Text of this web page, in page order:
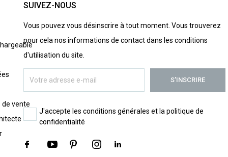
de vente
-
SUIVEZ-NOUS
Vous pouvez vous désinscrire à tout moment. Vous trouverez
pour cela nos informations de contact dans les conditions
d'utilisation du site.
J'accepte les conditions générales et la politique de
confidentialité